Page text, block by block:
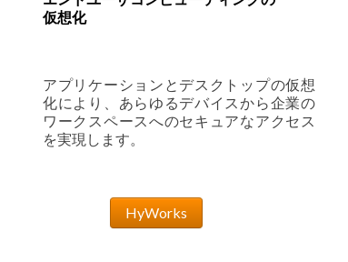
仮想化
アプリケーションとデスクトップの仮想
化により、あらゆるデバイスから企業の
ワークスペースへのセキュアなアクセス
を実現します。
HyWorks